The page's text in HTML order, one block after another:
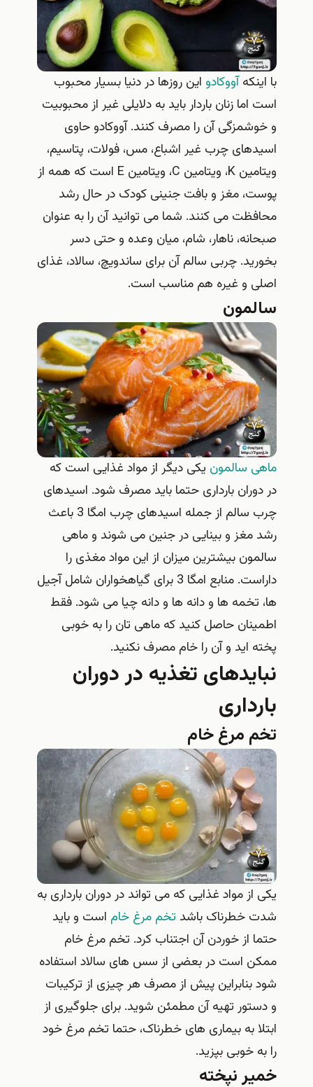
با اینکه آووکادواین روزها در دنیا بسیار محبوب
است اما زنان باردار باید به دلایلی غیر از محبوبیت
و خوشمزگی آن را مصرف کنند. آووکادو حاوی
اسیدهای چرب غیر اشباع، مس، فولات، پتاسیم،
ویتامین K، ویتامین C، ویتامین E است که همه از
پوست، مغز و بافت جنینی کودک در حال رشد
محافظت می کنند. شما می توانید آن را به عنوان
صبحانه، ناهار، شام، میان وعده و حتی دسر
بخورید. چربی سالم آن برای ساندویچ، سالاد، غذای
اصلی و غیره هم مناسب است.
سالمون
ماهی سالمونیکی دیگر از مواد غذایی است که
در دوران بارداری حتما باید مصرف شود. اسیدهای
چرب سالم از جمله اسیدهای چرب امگا 3 باعث
رشد مغز و بینایی در جنین می شوند و ماهی
سالمون بیشترین میزان از این مواد مغذی را
داراست. منابع امگا 3 برای گیاهخواران شامل آجیل
ها، تخمه ها و دانه ها و دانه چیا می شود. فقط
اطمینان حاصل کنید که ماهی تان را به خوبی
پخته اید و آن را خام مصرف نکنید.
نبایدهای تغذیه در دوران
بارداری
تخم مرغ خام
یکی از مواد غذایی که می تواند در دوران بارداری به
شدت خطرناک باشد تخم مرغ خاماست و باید
حتما از خوردن آن اجتناب کرد. تخم مرغ خام
ممکن است در بعضی از سس های سالاد استفاده
شود بنابراین پیش از مصرف هر چیزی از ترکیبات
و دستور تهیه آن مطمئن شوید. برای جلوگیری از
ابتلا به بیماری های خطرناک، حتما تخم مرغ خود
را به خوبی بپزید.
خمیر نپخته